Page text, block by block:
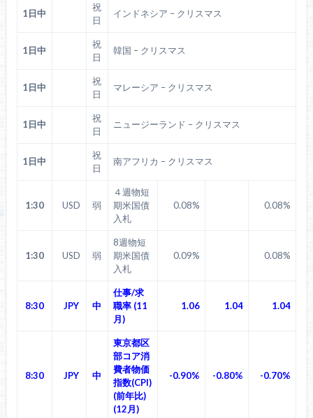
1日中
祝
日
インドネシア – クリスマス
1日中
祝
日
韓国 – クリスマス
1日中
祝
日
マレーシア – クリスマス
1日中
祝
日
ニュージーランド – クリスマス
1日中
祝
日
南アフリカ – クリスマス
1:30 USD 弱
４週物短
期米国債
入札
0.08% 0.08%
1:30 USD 弱
8週物短
期米国債
入札
0.09% 0.08%
8:30 JPY 中
仕事/求
職率 (11
月)
1.06 1.04 1.04
8:30 JPY 中
東京都区
部コア消
費者物価
指数(CPI)
(前年比)
(12月)
-0.90% -0.80% -0.70%